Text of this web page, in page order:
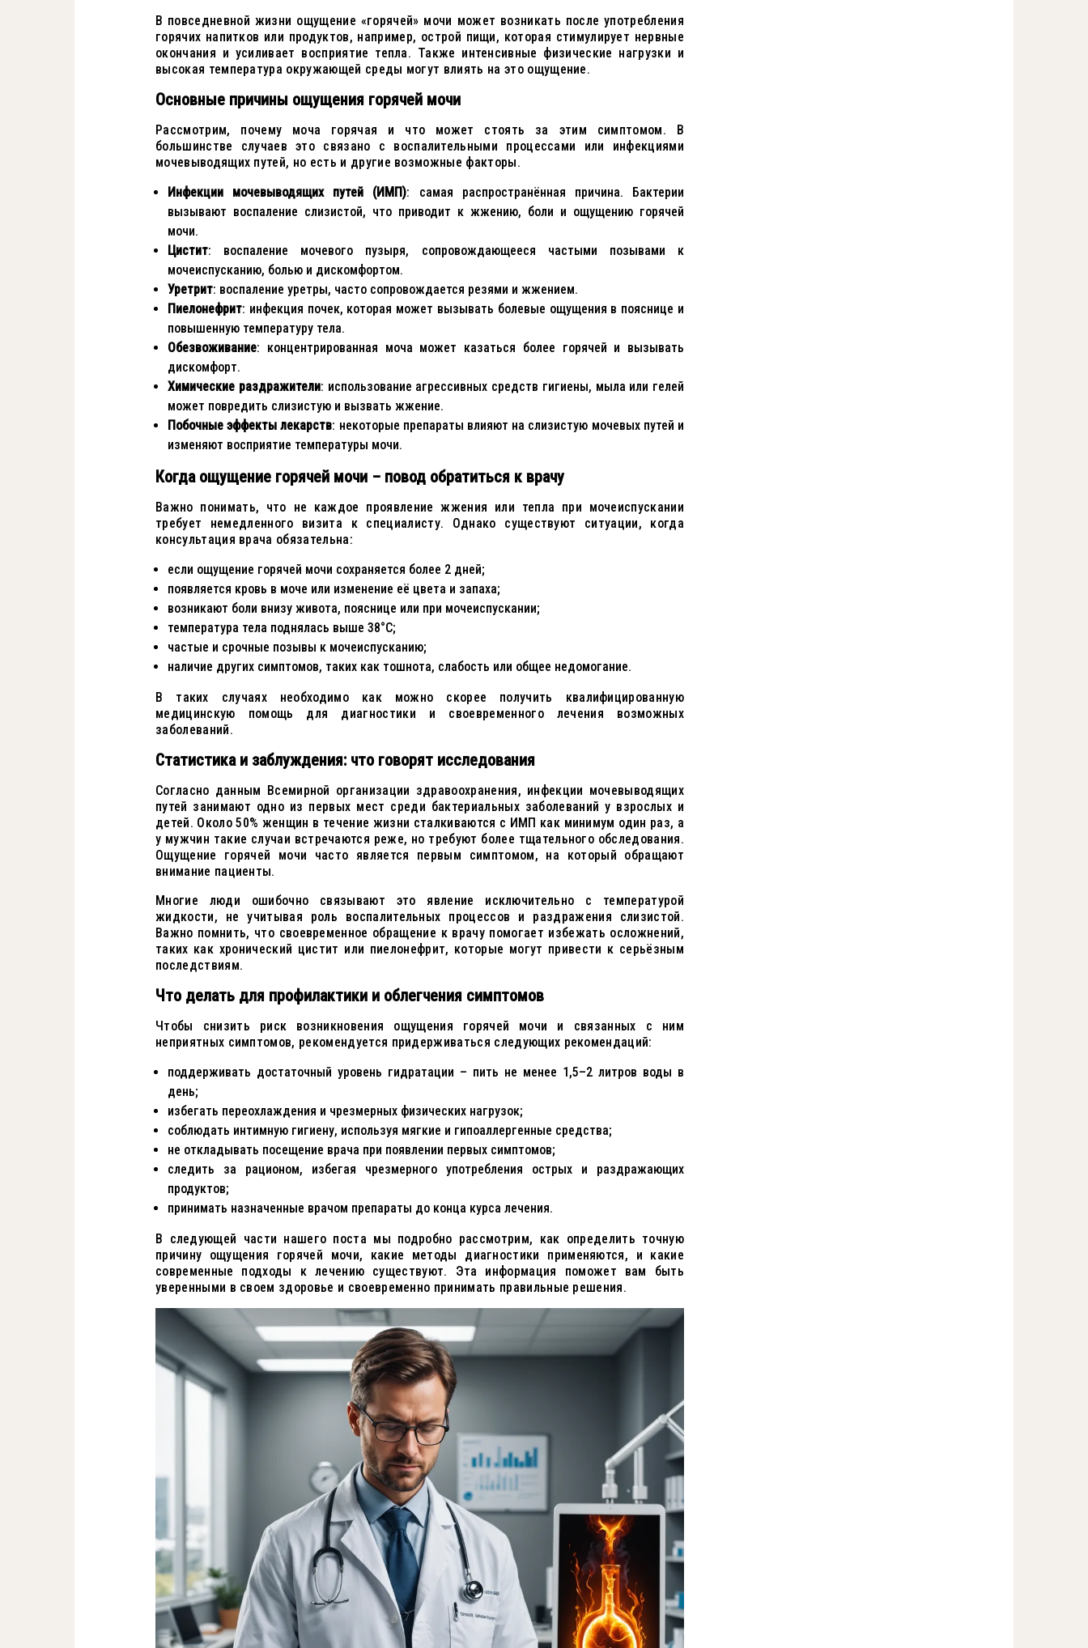
В повседневной жизни ощущение «горячей» мочи может возникать после употребления
горячих напитков или продуктов, например, острой пищи, которая стимулирует нервные
окончания и усиливает восприятие тепла. Также интенсивные физические нагрузки и
высокая температура окружающей среды могут влиять на это ощущение.
Основные причины ощущения горячей мочи
Рассмотрим, почему моча горячая и что может стоять за этим симптомом. В
большинстве случаев это связано с воспалительными процессами или инфекциями
мочевыводящих путей, но есть и другие возможные факторы.
Инфекции мочевыводящих путей (ИМП): самая распространённая причина. Бактерии
вызывают воспаление слизистой, что приводит к жжению, боли и ощущению горячей
мочи.
Цистит: воспаление мочевого пузыря, сопровождающееся частыми позывами к
мочеиспусканию, болью и дискомфортом.
Уретрит: воспаление уретры, часто сопровождается резями и жжением.
Пиелонефрит: инфекция почек, которая может вызывать болевые ощущения в пояснице и
повышенную температуру тела.
Обезвоживание: концентрированная моча может казаться более горячей и вызывать
дискомфорт.
Химические раздражители: использование агрессивных средств гигиены, мыла или гелей
может повредить слизистую и вызвать жжение.
Побочные эффекты лекарств: некоторые препараты влияют на слизистую мочевых путей и
изменяют восприятие температуры мочи.
Когда ощущение горячей мочи – повод обратиться к врачу
Важно понимать, что не каждое проявление жжения или тепла при мочеиспускании
требует немедленного визита к специалисту. Однако существуют ситуации, когда
консультация врача обязательна:
если ощущение горячей мочи сохраняется более 2 дней;
появляется кровь в моче или изменение её цвета и запаха;
возникают боли внизу живота, пояснице или при мочеиспускании;
температура тела поднялась выше 38°C;
частые и срочные позывы к мочеиспусканию;
наличие других симптомов, таких как тошнота, слабость или общее недомогание.
В таких случаях необходимо как можно скорее получить квалифицированную
медицинскую помощь для диагностики и своевременного лечения возможных
заболеваний.
Статистика и заблуждения: что говорят исследования
Согласно данным Всемирной организации здравоохранения, инфекции мочевыводящих
путей занимают одно из первых мест среди бактериальных заболеваний у взрослых и
детей. Около 50% женщин в течение жизни сталкиваются с ИМП как минимум один раз, а
у мужчин такие случаи встречаются реже, но требуют более тщательного обследования.
Ощущение горячей мочи часто является первым симптомом, на который обращают
внимание пациенты.
Многие люди ошибочно связывают это явление исключительно с температурой
жидкости, не учитывая роль воспалительных процессов и раздражения слизистой.
Важно помнить, что своевременное обращение к врачу помогает избежать осложнений,
таких как хронический цистит или пиелонефрит, которые могут привести к серьёзным
последствиям.
Что делать для профилактики и облегчения симптомов
Чтобы снизить риск возникновения ощущения горячей мочи и связанных с ним
неприятных симптомов, рекомендуется придерживаться следующих рекомендаций:
поддерживать достаточный уровень гидратации – пить не менее 1,5–2 литров воды в
день;
избегать переохлаждения и чрезмерных физических нагрузок;
соблюдать интимную гигиену, используя мягкие и гипоаллергенные средства;
не откладывать посещение врача при появлении первых симптомов;
следить за рационом, избегая чрезмерного употребления острых и раздражающих
продуктов;
принимать назначенные врачом препараты до конца курса лечения.
В следующей части нашего поста мы подробно рассмотрим, как определить точную
причину ощущения горячей мочи, какие методы диагностики применяются, и какие
современные подходы к лечению существуют. Эта информация поможет вам быть
уверенными в своем здоровье и своевременно принимать правильные решения.